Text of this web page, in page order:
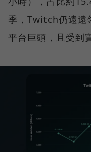
季，Twitch仍遠遠
平台巨頭，且受到